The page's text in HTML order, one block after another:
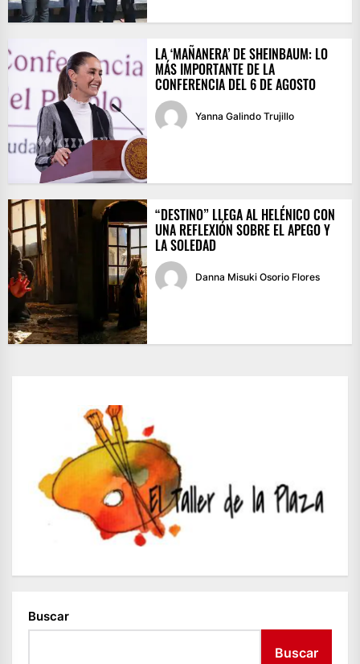
LA ‘MAÑANERA’ DE SHEINBAUM: LO
MÁS IMPORTANTE DE LA
CONFERENCIA DEL 6 DE AGOSTO
Yanna Galindo Trujillo
“DESTINO” LLEGA AL HELÉNICO CON
UNA REFLEXIÓN SOBRE EL APEGO Y
LA SOLEDAD
Danna Misuki Osorio Flores
Buscar
Buscar